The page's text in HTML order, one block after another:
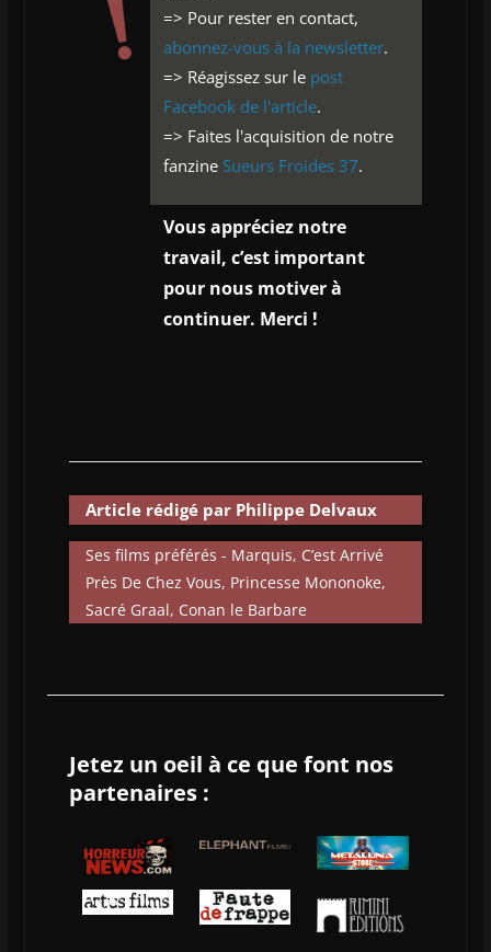
=> Pour rester en contact,
abonnez-vous à la newsletter.
=> Réagissez sur le post
Facebook de l'article.
=> Faites l'acquisition de notre
fanzine Sueurs Froides 37.
Vous appréciez notre
travail, c’est important
pour nous motiver à
continuer. Merci !
Article rédigé par Philippe Delvaux
Ses films préférés - Marquis, C’est Arrivé
Près De Chez Vous, Princesse Mononoke,
Sacré Graal, Conan le Barbare
Jetez un oeil à ce que font nos
partenaires :